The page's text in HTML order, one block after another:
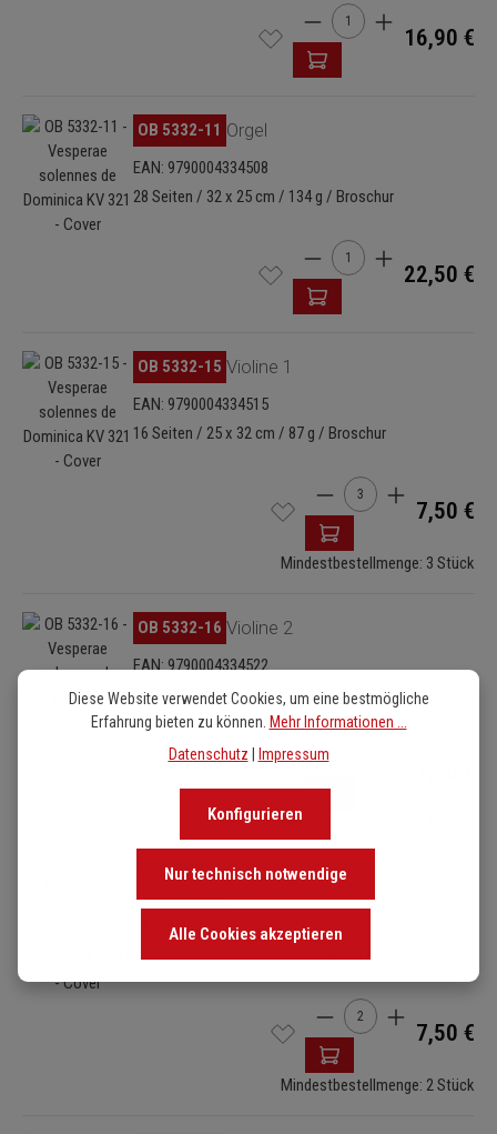
Produkt Anzahl: Gib
16,90 €
Bildergalerie überspringen
OB 5332-11 Orgel
EAN: 9790004334508
28 Seiten / 32 x 25 cm / 134 g / Broschur
Produkt Anzahl: Gib
22,50 €
Bildergalerie überspringen
OB 5332-15 Violine 1
EAN: 9790004334515
16 Seiten / 25 x 32 cm / 87 g / Broschur
Produkt Anzahl: Gib
7,50 €
Mindestbestellmenge: 3 Stück
Bildergalerie überspringen
OB 5332-16 Violine 2
EAN: 9790004334522
16 Seiten / 25 x 32 cm / 87 g / Broschur
Produkt Anzahl: Gib
Mindestbestellmenge: 3 Stück
Bildergalerie überspringen Basso (Cello/Kontrabass)
EAN: 9790004334539
16 Seiten / 25 x 32 cm / 87 g / Broschur
Produkt Anzahl: Gib
7,50 €
Mindestbestellmenge: 2 Stück
Diese Website verwendet Cookies, um eine bestmögliche
Erfahrung bieten zu können. Mehr Informationen ...
Datenschutz | Impressum
Nur technisch notwendige
Konfigurieren
Alle Cookies akzeptieren